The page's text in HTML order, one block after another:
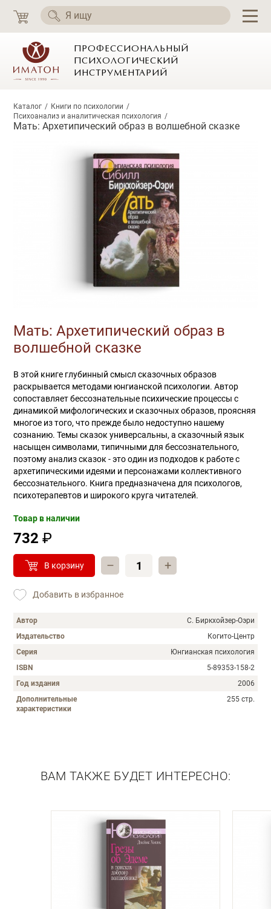
ПРОФЕССИОНАЛЬНЫЙ
ПСИХОЛОГИЧЕСКИЙ
ИНСТРУМЕНТАРИЙ
Каталог
Книги по психологии
Психоанализ и аналитическая психология
Мать: Архетипический образ в волшебной сказке
Мать: Архетипический образ в
волшебной сказке
В этой книге глубинный смысл сказочных образов
раскрывается методами юнгианской психологии. Автор
сопоставляет бессознательные психические процессы с
динамикой мифологических и сказочных образов, проясняя
многое из того, что прежде было недоступно нашему
сознанию. Темы сказок универсальны, а сказочный язык
насыщен символами, типичными для бессознательного,
поэтому анализ сказок - это один из подходов к работе с
архетипическими идеями и персонажами коллективного
бессознательного. Книга предназначена для психологов,
психотерапевтов и широкого круга читателей.
Товар в наличии
732 ₽
В корзину – +
Добавить в избранное
Автор
С. Биркхойзер-Оэри
Издательство
Когито-Центр
Серия
Юнгианская психология
ISBN
5-89353-158-2
Год издания
2006
Дополнительные
характеристики
255 стр.
ВАМ ТАКЖЕ БУДЕТ ИНТЕРЕСНО: